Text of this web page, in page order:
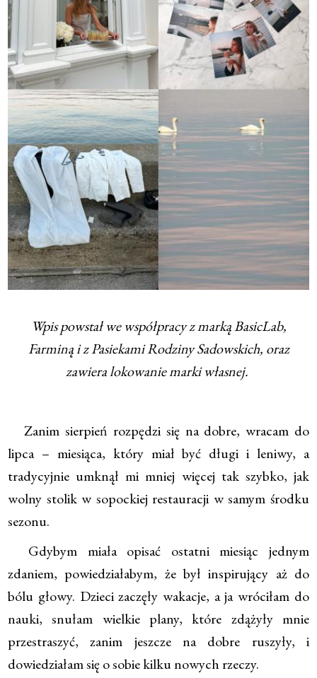
Wpis powstał we współpracy z marką BasicLab,
Farminą i z Pasiekami Rodziny Sadowskich, oraz
zawiera lokowanie marki własnej.
Zanim sierpień rozpędzi się na dobre, wracam do
lipca – miesiąca, który miał być długi i leniwy, a
tradycyjnie umknął mi mniej więcej tak szybko, jak
wolny stolik w sopockiej restauracji w samym środku
sezonu.
Gdybym miała opisać ostatni miesiąc jednym
zdaniem, powiedziałabym, że był inspirujący aż do
bólu głowy. Dzieci zaczęły wakacje, a ja wróciłam do
nauki, snułam wielkie plany, które zdążyły mnie
przestraszyć, zanim jeszcze na dobre ruszyły, i
dowiedziałam się o sobie kilku nowych rzeczy.